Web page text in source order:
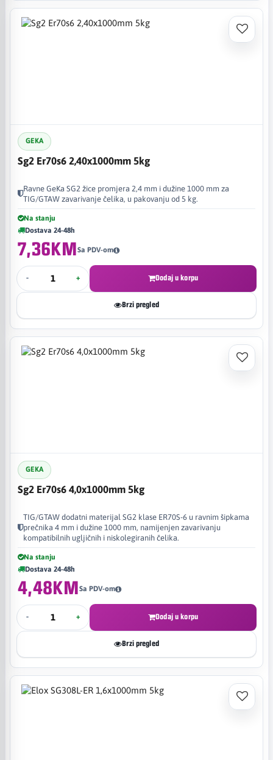
GEKA
Sg2 Er70s6 2,40x1000mm 5kg
Ravne GeKa SG2 žice promjera 2,4 mm i dužine 1000 mm za
TIG/GTAW zavarivanje čelika, u pakovanju od 5 kg.
Na stanju
Dostava 24-48h
7,36KMSa PDV-om
- + Dodaj u korpu
Brzi pregled
GEKA
Sg2 Er70s6 4,0x1000mm 5kg
TIG/GTAW dodatni materijal SG2 klase ER70S-6 u ravnim šipkama
prečnika 4 mm i dužine 1000 mm, namijenjen zavarivanju
kompatibilnih ugljičnih i niskolegiranih čelika.
Na stanju
Dostava 24-48h
4,48KMSa PDV-om
- + Dodaj u korpu
Brzi pregled